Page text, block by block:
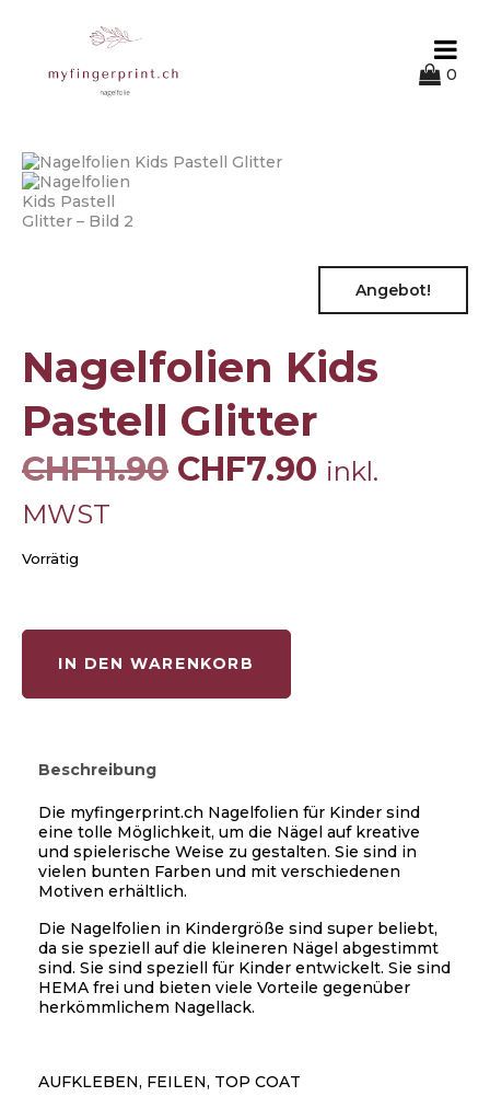
0
Angebot!
Nagelfolien Kids
Pastell Glitter
CHF11.90 CHF7.90 inkl.
MWST
Vorrätig
IN DEN WARENKORB
Beschreibung
Die myfingerprint.ch Nagelfolien für Kinder sind
eine tolle Möglichkeit, um die Nägel auf kreative
und spielerische Weise zu gestalten. Sie sind in
vielen bunten Farben und mit verschiedenen
Motiven erhältlich.
Die Nagelfolien in Kindergröße sind super beliebt,
da sie speziell auf die kleineren Nägel abgestimmt
sind. Sie sind speziell für Kinder entwickelt. Sie sind
HEMA frei und bieten viele Vorteile gegenüber
herkömmlichem Nagellack.
AUFKLEBEN, FEILEN, TOP COAT